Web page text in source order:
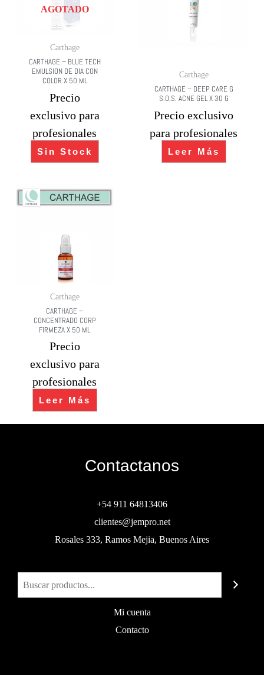
AGOTADO
Carthage
CARTHAGE – BLUE TECH
EMULSION DE DIA CON
COLOR X 50 ML
Precio
exclusivo para
profesionales
Sin Stock
Carthage
CARTHAGE – DEEP CARE G
S.O.S. ACNE GEL X 30 G
Precio exclusivo
para profesionales
Leer Más
Carthage
CARTHAGE –
CONCENTRADO CORP
FIRMEZA X 50 ML
Precio
exclusivo para
profesionales
Leer Más
Contactanos
+54 911 64813406
clientes@jempro.net
Rosales 333, Ramos Mejia, Buenos Aires
Mi cuenta
Contacto